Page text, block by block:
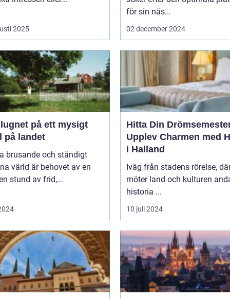
2025
för sin näs...
02 december 2024
på ett mysigt
på landet
brusande och ständigt
värld är behovet av en
stund av frid,...
Hitta Din
Upplev Charmen med
i Halland
Iväg från stadens rörelse,
möter land och kulturen
historia ...
10 juli 2024